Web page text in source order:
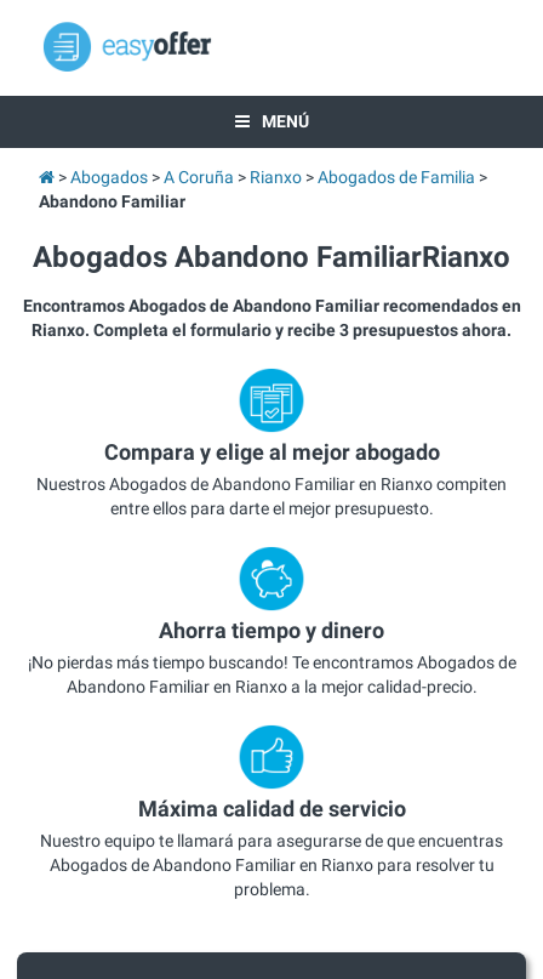
MENÚ
Abogados A Coruña Rianxo
Abogados de Familia
Abandono Familiar
Abogados Abandono FamiliarRianxo
Encontramos Abogados de Abandono Familiar recomendados en
Rianxo. Completa el formulario y recibe 3 presupuestos ahora.
Compara y elige al mejor abogado
Nuestros Abogados de Abandono Familiar en Rianxo compiten
entre ellos para darte el mejor presupuesto.
Ahorra tiempo y dinero
¡No pierdas más tiempo buscando! Te encontramos Abogados de
Abandono Familiar en Rianxo a la mejor calidad-precio.
Máxima calidad de servicio
Nuestro equipo te llamará para asegurarse de que encuentras
Abogados de Abandono Familiar en Rianxo para resolver tu
problema.